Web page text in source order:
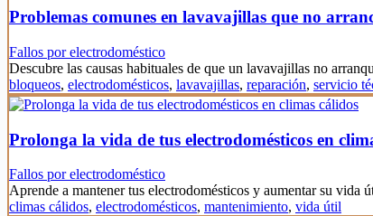
Problemas comunes en lavavajillas que no
Fallos por electrodoméstico
Descubre las causas habituales de que un lavavajillas no
bloqueos, electrodomésticos, lavavajillas, reparación, servicio
Prolonga la vida de tus electrodomésticos en
Fallos por electrodoméstico
Aprende a mantener tus electrodomésticos y aumentar su vida
climas cálidos, electrodomésticos, mantenimiento, vida útil